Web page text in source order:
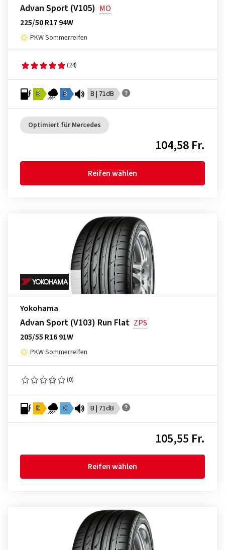
Advan Sport (V105) MO
225/50 R17 94W
PKW Sommerreifen
(24)
B B B | 71dB
Optimiert für Mercedes
104,58 Fr.
Reifen wählen
Yokohama
Advan Sport (V103) Run Flat ZPS
205/55 R16 91W
PKW Sommerreifen
(0)
D C B | 71dB
105,55 Fr.
Reifen wählen